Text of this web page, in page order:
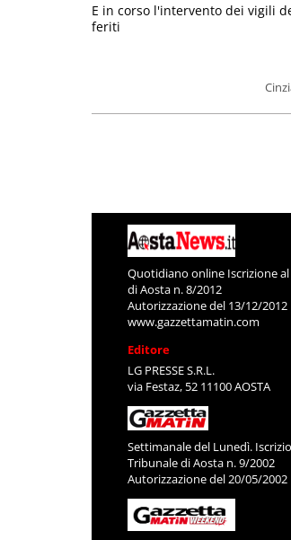
E in corso l'intervento dei vigili
feriti
Quotidiano online Iscrizione
di Aosta n. 8/2012
Autorizzazione del 13/12/2012
www.gazzettamatin.com
Editore
LG PRESSE S.R.L.
via Festaz, 52 11100 AOSTA
Settimanale del Lunedì.
Tribunale di Aosta n. 9/2002
Autorizzazione del 20/05/2002